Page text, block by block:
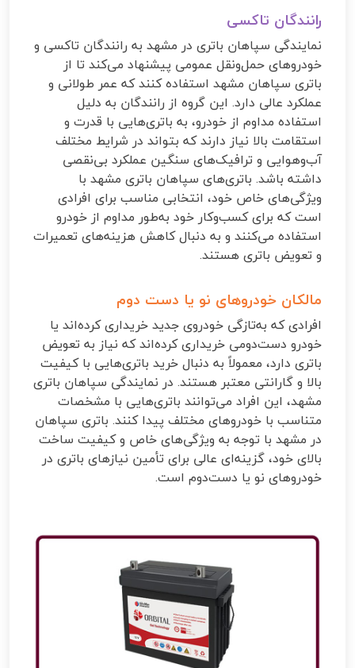
رانندگان تاکسی
نمایندگی سپاهان باتری در مشهد به رانندگان تاکسی و
خودروهای حمل‌ونقل عمومی پیشنهاد می‌کند تا از
باتری سپاهان مشهد استفاده کنند که عمر طولانی و
عملکرد عالی دارد. این گروه از رانندگان به دلیل
استفاده مداوم از خودرو، به باتری‌هایی با قدرت و
استقامت بالا نیاز دارند که بتواند در شرایط مختلف
آب‌وهوایی و ترافیک‌های سنگین عملکرد بی‌نقصی
داشته باشد. باتری‌های سپاهان باتری مشهد با
ویژگی‌های خاص خود، انتخابی مناسب برای افرادی
است که برای کسب‌وکار خود به‌طور مداوم از خودرو
استفاده می‌کنند و به دنبال کاهش هزینه‌های تعمیرات
و تعویض باتری هستند.
مالکان خودروهای نو یا دست دوم
افرادی که به‌تازگی خودروی جدید خریداری کرده‌اند یا
خودرو دست‌دومی خریداری کرده‌اند که نیاز به تعویض
باتری دارد، معمولاً به دنبال خرید باتری‌هایی با کیفیت
بالا و گارانتی معتبر هستند. در نمایندگی سپاهان باتری
مشهد، این افراد می‌توانند باتری‌هایی با مشخصات
متناسب با خودروهای مختلف پیدا کنند. باتری سپاهان
در مشهد با توجه به ویژگی‌های خاص و کیفیت ساخت
بالای خود، گزینه‌ای عالی برای تأمین نیازهای باتری در
خودروهای نو یا دست‌دوم است.